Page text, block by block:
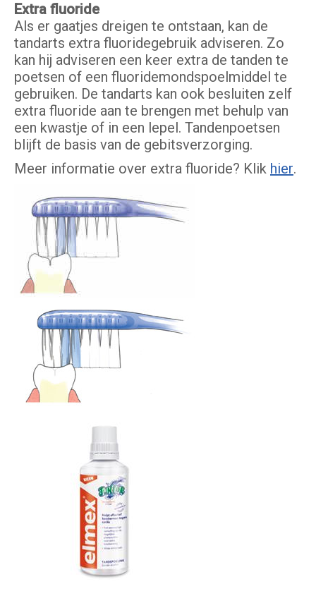
Extra fluoride
Als er gaatjes dreigen te ontstaan, kan de
tandarts extra fluoridegebruik adviseren. Zo
kan hij adviseren een keer extra de tanden te
poetsen of een fluoridemondspoelmiddel te
gebruiken. De tandarts kan ook besluiten zelf
extra fluoride aan te brengen met behulp van
een kwastje of in een lepel. Tandenpoetsen
blijft de basis van de gebitsverzorging.
Meer informatie over extra fluoride? Klik hier.